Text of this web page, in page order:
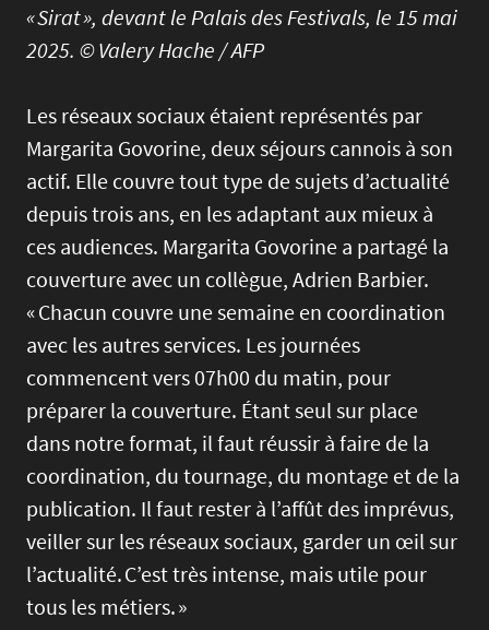
« Sirat », devant le Palais des Festivals, le 15 mai
2025. © Valery Hache / AFP
Les réseaux sociaux étaient représentés par
Margarita Govorine, deux séjours cannois à son
actif. Elle couvre tout type de sujets d’actualité
depuis trois ans, en les adaptant aux mieux à
ces audiences. Margarita Govorine a partagé la
couverture avec un collègue, Adrien Barbier.
« Chacun couvre une semaine en coordination
avec les autres services. Les journées
commencent vers 07h00 du matin, pour
préparer la couverture. Étant seul sur place
dans notre format, il faut réussir à faire de la
coordination, du tournage, du montage et de la
publication. Il faut rester à l’affût des imprévus,
veiller sur les réseaux sociaux, garder un œil sur
l’actualité. C’est très intense, mais utile pour
tous les métiers. »